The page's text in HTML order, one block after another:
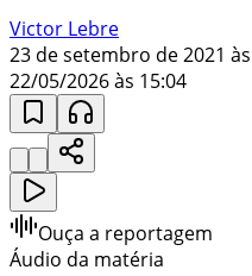
Victor Lebre
23 de setembro de 2021
22/05/2026 às 15:04
Ouça a reportagem
Áudio da matéria